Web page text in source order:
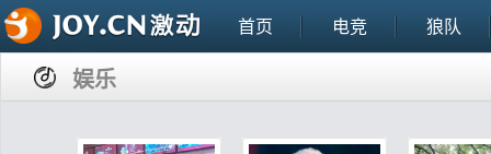
首页 电竞 狼队
娱乐